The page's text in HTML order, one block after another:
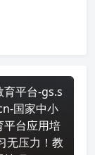
育平台-gs.s
国家中小
平台应用培
无压力！教